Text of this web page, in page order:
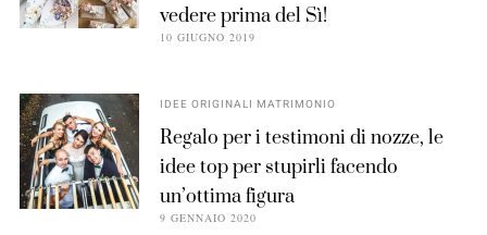
vedere prima del Sì!
10 GIUGNO 2019
IDEE ORIGINALI MATRIMONIO
Regalo per i testimoni di nozze, le
idee top per stupirli facendo
un’ottima figura
9 GENNAIO 2020